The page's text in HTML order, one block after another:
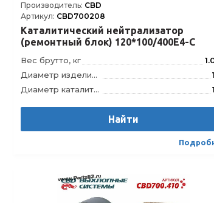
Производитель: CBD
Артикул: CBD700208
Каталитический нейтрализатор
(ремонтный блок) 120*100/400Е4-C
Вес брутто, кг
Диаметр изделия, мм
Диаметр каталитического блока, мм
Модель
Найти